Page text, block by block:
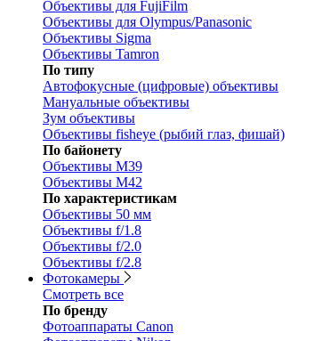
Объективы для FujiFilm
Объективы для Olympus/Panasonic
Объективы Sigma
Объективы Tamron
По типу
Автофокусные (цифровые) объективы
Мануальные объективы
Зум объективы
Объективы fisheye (рыбий глаз, фишай)
По байонету
Объективы M39
Объективы M42
По характеристикам
Объективы 50 мм
Объективы f/1.8
Объективы f/2.0
Объективы f/2.8
Фотокамеры
Смотреть все
По бренду
Фотоаппараты Canon